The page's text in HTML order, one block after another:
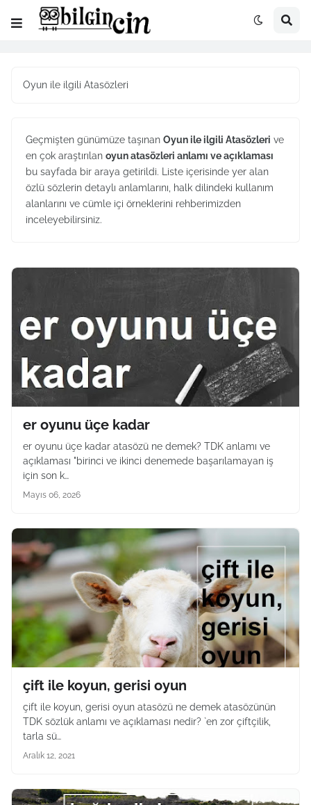
Oyun ile ilgili Atasözleri
Geçmişten günümüze taşınan Oyun ile ilgili Atasözleri ve
en çok araştırılan oyun atasözleri anlamı ve açıklaması
bu sayfada bir araya getirildi. Liste içerisinde yer alan
özlü sözlerin detaylı anlamlarını, halk dilindeki kullanım
alanlarını ve cümle içi örneklerini rehberimizden
inceleyebilirsiniz.
er oyunu üçe kadar
er oyunu üçe kadar atasözü ne demek? TDK anlamı ve
açıklaması "birinci ve ikinci denemede başarılamayan iş
için son k…
Mayıs 06, 2026
çift ile koyun, gerisi oyun
çift ile koyun, gerisi oyun atasözü ne demek atasözünün
TDK sözlük anlamı ve açıklaması nedir? `en zor çiftçilik,
tarla sü…
Aralık 12, 2021